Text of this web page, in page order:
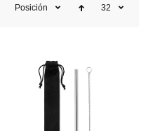
Posición 32